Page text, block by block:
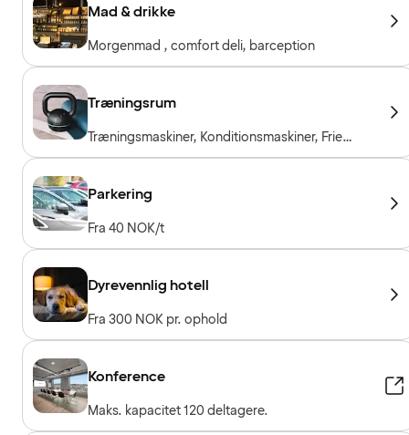
Mad & drikke
Morgenmad , comfort deli, barception
Træningsrum
Træningsmaskiner, Konditionsmaskiner, Frie
vægte, Træningslokale åbent 24/7
Parkering
Fra 40 NOK/t
Dyrevennlig hotell
Fra 300 NOK pr. ophold
Konference
Maks. kapacitet 120 deltagere.